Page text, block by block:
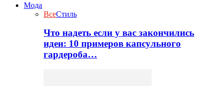
Мода
ВсеСтиль
Что надеть если у вас закончились
идеи: 10 примеров капсульного
гардероба…